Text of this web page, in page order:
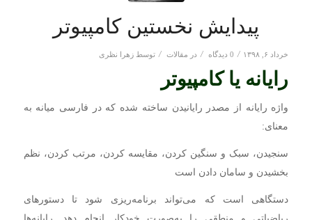
پیدایش نخستین کامپیوتر
خرداد ۶, ۱۳۹۸ / 0 دیدگاه / در مقالات / توسط زهرا نظری
رایانه یا کامپیوتر
واژه رایانه از مصدر رایانیدن ساخته شده که در فارسی میانه به
معنای:
سنجیدن، سبک و سنگین کردن، مقایسه کردن، مرتب کردن، نظم
بخشیدن و سامان دادن است
دستگاهی است که می‌تواند برنامه‌ریزی شود تا دستورهای